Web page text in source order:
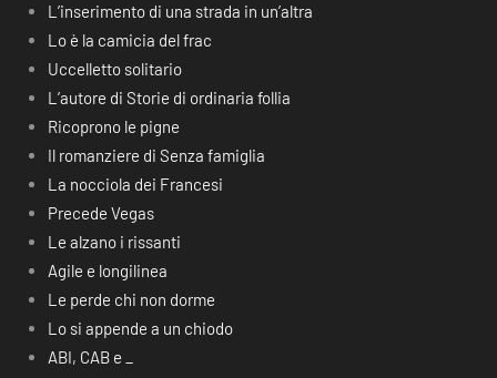
L’inserimento di una strada in un’altra
Lo è la camicia del frac
Uccelletto solitario
L’autore di Storie di ordinaria follia
Ricoprono le pigne
Il romanziere di Senza famiglia
La nocciola dei Francesi
Precede Vegas
Le alzano i rissanti
Agile e longilinea
Le perde chi non dorme
Lo si appende a un chiodo
ABI, CAB e _